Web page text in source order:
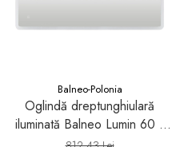
dus
Rezervoare incastrate
Rezervoare aparente
Balneo-Polonia
Oglindă dreptunghiulară
iluminată Balneo Lumin 60 x
120 cm